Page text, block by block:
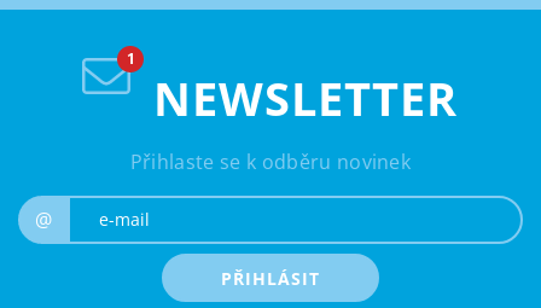
NEWSLETTER
Přihlaste se k odběru novinek
@
PŘIHLÁSIT